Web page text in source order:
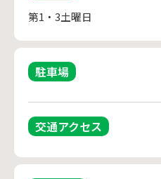
第1・3土曜日
駐車場
交通アクセス